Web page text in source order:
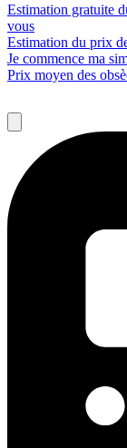
Estimation gratuite
vous
Estimation du prix
Je commence ma
Prix moyen des